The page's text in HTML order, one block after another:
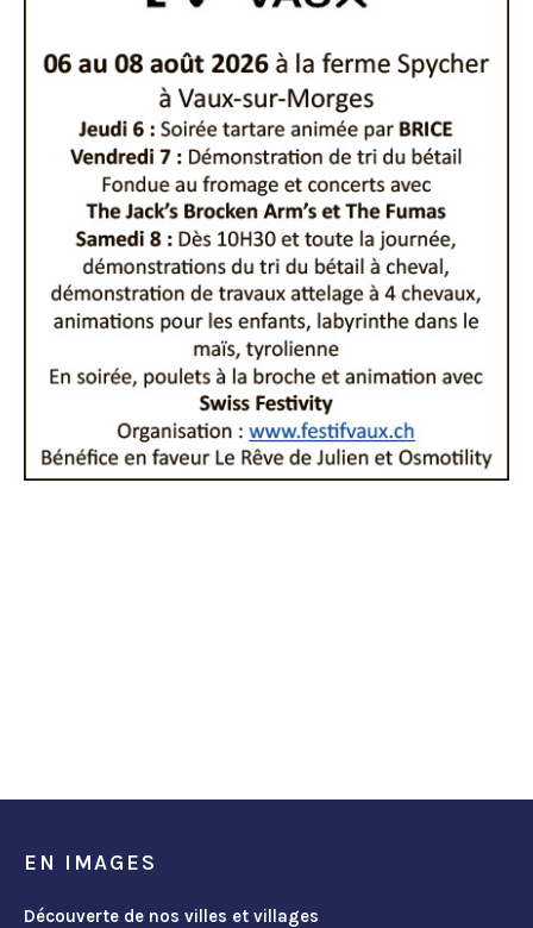
EN IMAGES
Découverte de nos villes et villages